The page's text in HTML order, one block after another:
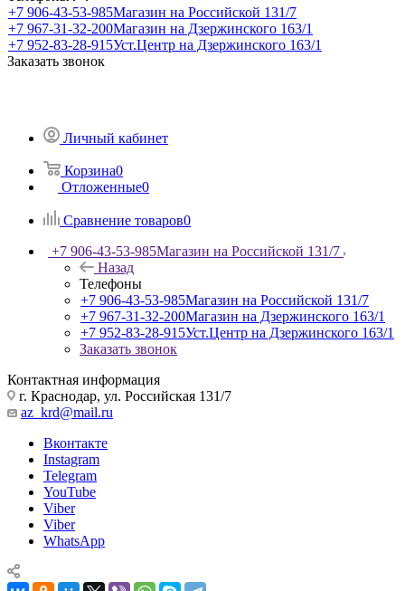
+7 906-43-53-985Магазин на Российской 131/7
+7 967-31-32-200Магазин на Дзержинского 163/1
+7 952-83-28-915Уст.Центр на Дзержинского 163/1
Заказать звонок
Личный кабинет
Корзина0
Отложенные0
Сравнение товаров0
+7 906-43-53-985Магазин на Российской 131/7
Назад
Телефоны
+7 906-43-53-985Магазин на Российской 131/7
+7 967-31-32-200Магазин на Дзержинского 163/1
+7 952-83-28-915Уст.Центр на Дзержинского 163/1
Заказать звонок
Контактная информация
г. Краснодар, ул. Российская 131/7
az_krd@mail.ru
Вконтакте
Instagram
Telegram
YouTube
Viber
Viber
WhatsApp